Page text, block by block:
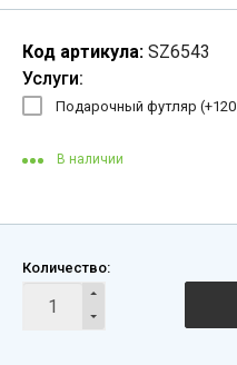
Код артикула: SZ6543
Услуги:
Подарочный футляр (+120
В наличии
Количество: